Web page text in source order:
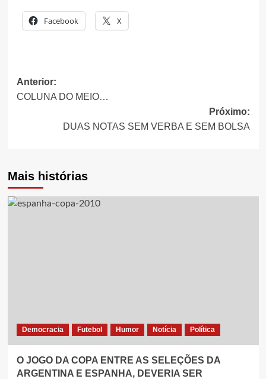
Facebook X
Navegação
de
artigos
Anterior:
COLUNA DO MEIO…
Próximo:
DUAS NOTAS SEM VERBA E SEM BOLSA
Mais histórias
Democracia Futebol Humor Notícia Política
O JOGO DA COPA ENTRE AS SELEÇÕES DA
ARGENTINA E ESPANHA, DEVERIA SER